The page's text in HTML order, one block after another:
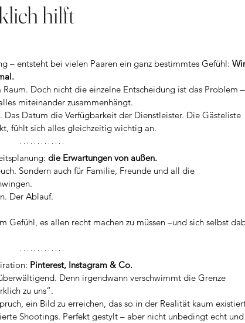
hilft
– entsteht bei vielen Paaren ein ganz bestimmtes Gefühl:
Doch nicht die einzelne Entscheidung ist das Problem
miteinander zusammenhängt.
Datum die Verfügbarkeit der Dienstleister. Die Gästeliste
fühlt sich alles gleichzeitig wichtig an.
die Erwartungen von außen.
Sondern auch für Familie, Freunde und all die
Der Ablauf.
Gefühl, es allen recht machen zu müssen –und sich selbst
Pinterest, Instagram & Co.
Denn irgendwann verschwimmt die Grenze
zu uns“.
ein Bild zu erreichen, das so in der Realität kaum
Shootings. Perfekt gestylt – aber nicht unbedingt echt